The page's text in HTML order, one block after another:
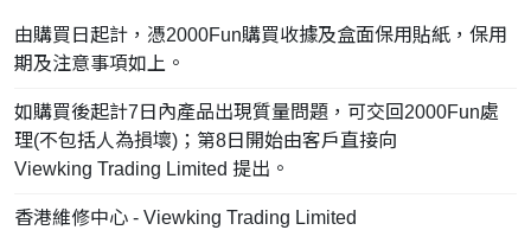
由購買日起計，憑2000Fun購買收據及盒面保用貼紙，保用
期及注意事項如上。
如購買後起計7日內產品出現質量問題，可交回2000Fun處
理(不包括人為損壞)；第8日開始由客戶直接向
Viewking Trading Limited 提出。
香港維修中心 - Viewking Trading Limited